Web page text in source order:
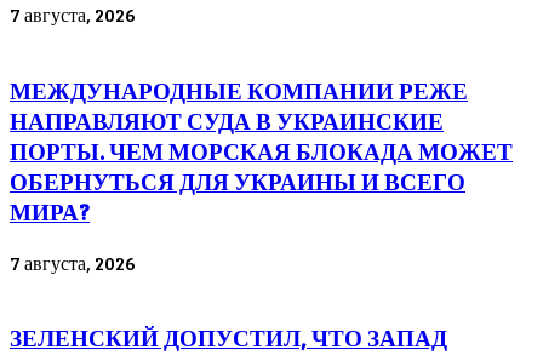
7 августа, 2026
МЕЖДУНАРОДНЫЕ КОМПАНИИ РЕЖЕ
НАПРАВЛЯЮТ СУДА В УКРАИНСКИЕ
ПОРТЫ. ЧЕМ МОРСКАЯ БЛОКАДА МОЖЕТ
ОБЕРНУТЬСЯ ДЛЯ УКРАИНЫ И ВСЕГО
МИРА?
7 августа, 2026
ЗЕЛЕНСКИЙ ДОПУСТИЛ, ЧТО ЗАПАД